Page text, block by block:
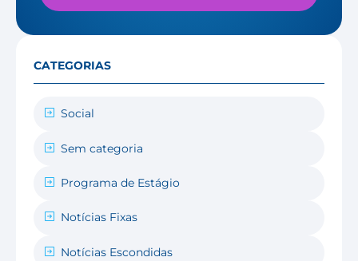
CATEGORIAS
Social
Sem categoria
Programa de Estágio
Notícias Fixas
Notícias Escondidas